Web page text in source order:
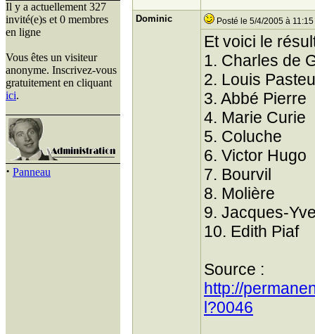
Il y a actuellement 327
invité(e)s et 0 membres
en ligne
Vous êtes un visiteur
anonyme. Inscrivez-vous
gratuitement en cliquant
ici.
· Panneau
Dominic Posté le 5/4/2005 à 11:15
Et voici le
1. Charles de
2. Louis
3. Abbé Pierre
4. Marie Curie
5. Coluche
6. Victor Hugo
7. Bourvil
8. Molière
9. Jacques-
10. Edith Piaf
Source :
http://
l?0046